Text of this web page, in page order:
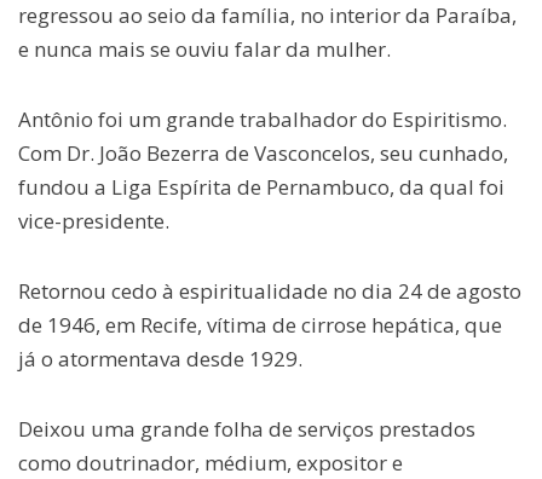
regressou ao seio da família, no interior da Paraíba,
e nunca mais se ouviu falar da mulher.
Antônio foi um grande trabalhador do Espiritismo.
Com Dr. João Bezerra de Vasconcelos, seu cunhado,
fundou a Liga Espírita de Pernambuco, da qual foi
vice-presidente.
Retornou cedo à espiritualidade no dia 24 de agosto
de 1946, em Recife, vítima de cirrose hepática, que
já o atormentava desde 1929.
Deixou uma grande folha de serviços prestados
como doutrinador, médium, expositor e